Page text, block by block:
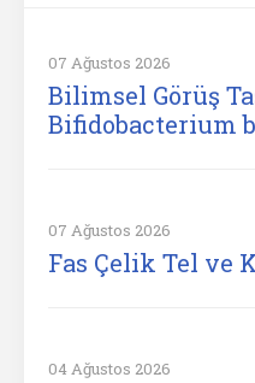
07 Ağustos 2026
Bilimsel Görüş
Bifidobacterium
07 Ağustos 2026
Fas Çelik Tel ve
04 Ağustos 2026